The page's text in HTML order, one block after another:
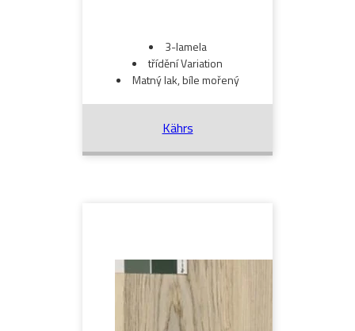
3-lamela
třídění Variation
Matný lak, bíle mořený
Kährs